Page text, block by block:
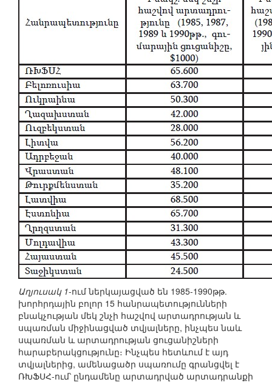
Աղյուսակ 1-ում ներկայացված են 1985-1990թթ.
խորհրդային բոլոր 15 հանրապետությունների
բնակչության մեկ շնչի հաշվով արտադրության և
սպառման միջինացված տվյալները, ինչպես նաև
սպառման և արտադրության ցուցանիշների
հարաբերակցությունը։ Ինչպես հետևում է այդ
տվյալներից, ամենացածր սպառումը գրանցվել է
ՌԽՖՍՀ-ում՝ ընդամենը արտադրված արտադրանքի